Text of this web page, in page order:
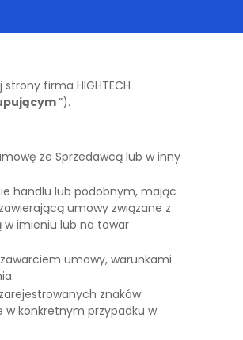
firma HIGHTECH
”).
ze Sprzedawcą lub w inny
handlu lub podobnym, mając
umowy związane z
w imieniu lub na towar
umowy, warunkami
znaków
konkretnym przypadku w